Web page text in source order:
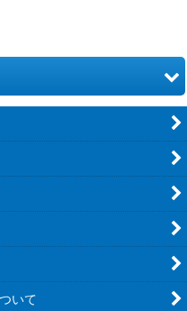
ィザスターフォース
いて